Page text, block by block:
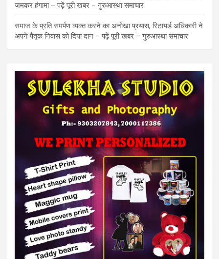
जमकर हंगामा – पढ़ें पूरी खबर – गुरुआस्था समाचार
समाज के प्रति समर्पण व्यक्त करने का अनोखा प्रयास, रिटायर्ड अधिकारी ने
अपने पैतृक निवास को दिया दान – पढ़ें पूरी खबर – गुरुआस्था समाचार